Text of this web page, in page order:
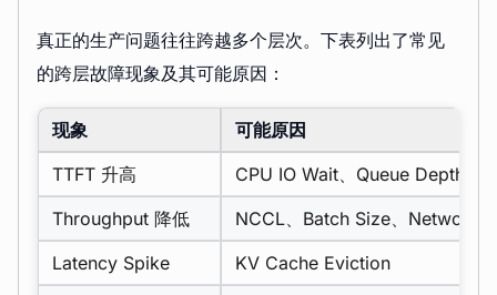
真正的生产问题往往跨越多个层次。下表列出了常见
的跨层故障现象及其可能原因：
现象
可能原因
TTFT 升高
CPU IO Wait、Queue Depth、
Throughput 降低
NCCL、Batch Size、Network
Latency Spike
KV Cache Eviction